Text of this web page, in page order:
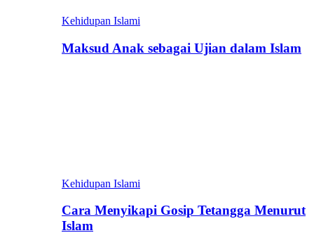
Kehidupan Islami
Maksud Anak sebagai Ujian dalam Islam
Kehidupan Islami
Cara Menyikapi Gosip Tetangga Menurut
Islam